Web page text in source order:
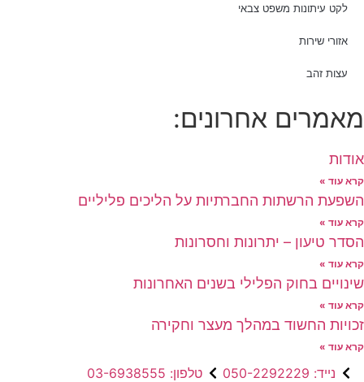
לקט עיתונות משפט צבאי
אזורי שירות
עצות זהב
מאמרים אחרונים:
אודות
קרא עוד »
השפעת הרשתות החברתיות על הליכים פליליים
קרא עוד »
הסדר טיעון – יתרונות וחסרונות
קרא עוד »
שינויים בחוק הפלילי בשנים האחרונות
קרא עוד »
זכויות החשוד במהלך מעצר וחקירה
קרא עוד »
נייד: 050-2292229
טלפון: 03-6938555